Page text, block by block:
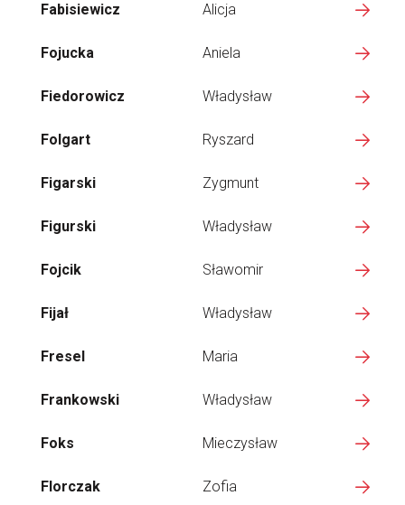
Fabisiewicz Alicja
Fojucka Aniela
Fiedorowicz Władysław
Folgart Ryszard
Figarski Zygmunt
Figurski Władysław
Fojcik Sławomir
Fijał Władysław
Fresel Maria
Frankowski Władysław
Foks Mieczysław
Florczak Zofia